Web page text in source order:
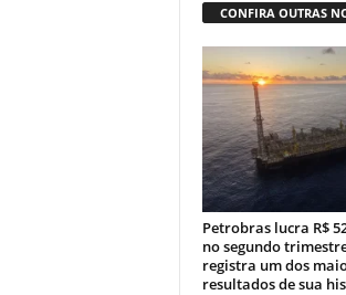
CONFIRA OUTRAS
Petrobras lucra R$
no segundo
registra um dos
resultados de sua